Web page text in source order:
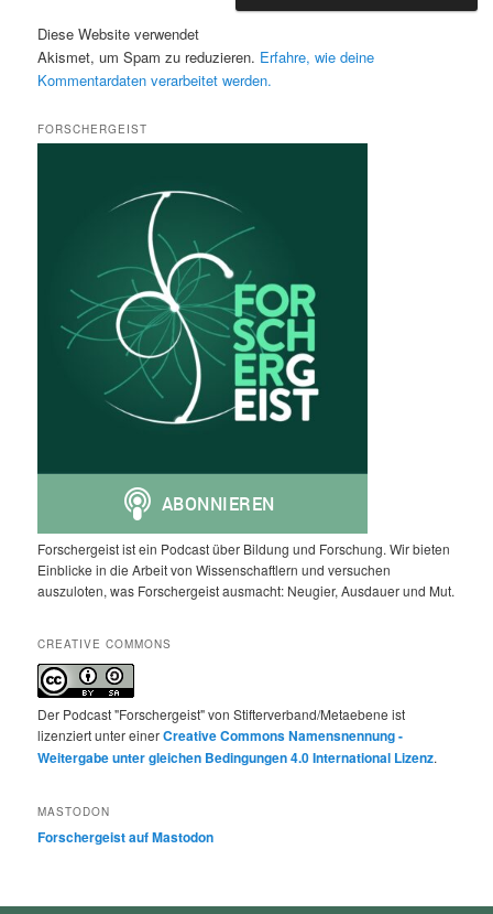
Diese Website verwendet
Akismet, um Spam zu reduzieren. Erfahre, wie deine
Kommentardaten verarbeitet werden.
FORSCHERGEIST
Forschergeist ist ein Podcast über Bildung und Forschung. Wir bieten
Einblicke in die Arbeit von Wissenschaftlern und versuchen
auszuloten, was Forschergeist ausmacht: Neugier, Ausdauer und Mut.
CREATIVE COMMONS
Der Podcast "Forschergeist" von Stifterverband/Metaebene ist
lizenziert unter einerCreative Commons Namensnennung -
Weitergabe unter gleichen Bedingungen 4.0 International Lizenz.
MASTODON
Forschergeist auf Mastodon